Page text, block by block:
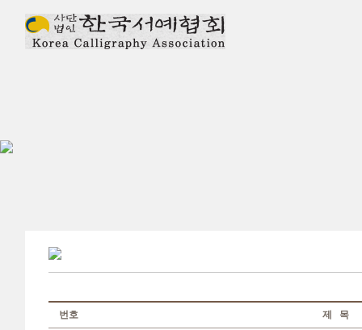
번호 제 목